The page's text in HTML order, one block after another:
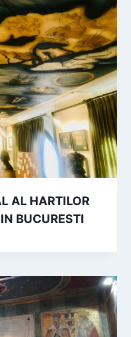
AL HARTILOR
BUCURESTI